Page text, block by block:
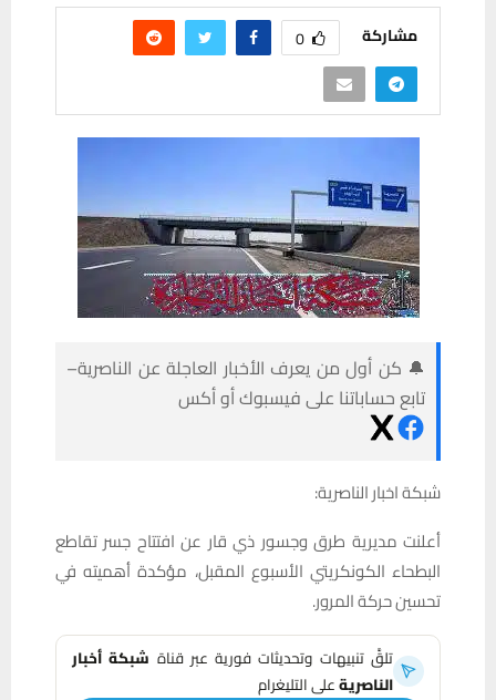
مشاركة 0
🔔 كن أول من يعرف الأخبار العاجلة عن الناصرية–
تابع حساباتنا على فيسبوك أو أكس
شبكة اخبار الناصرية:
أعلنت مديرية طرق وجسور ذي قار عن افتتاح جسر تقاطع
البطحاء الكونكريتي الأسبوع المقبل، مؤكدة أهميته في
تحسين حركة المرور.
تلقَّ تنبيهات وتحديثات فورية عبر قناة شبكة أخبار
الناصريةعلى التليغرام